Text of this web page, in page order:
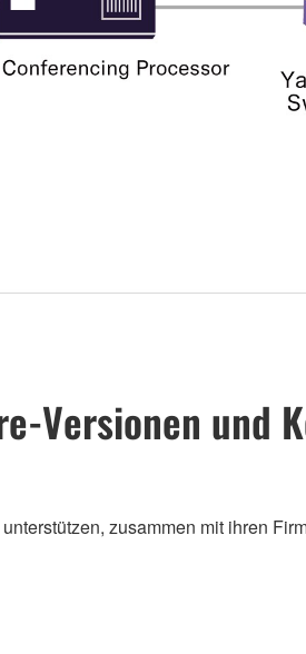
Versionen und
zusammen mit ihren